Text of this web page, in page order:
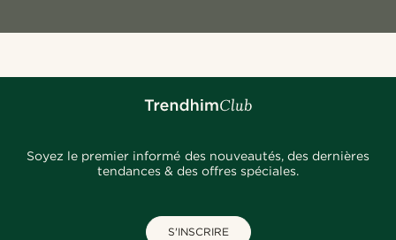
Soyez le premier informé des nouveautés, des dernières
tendances & des offres spéciales.
S'INSCRIRE